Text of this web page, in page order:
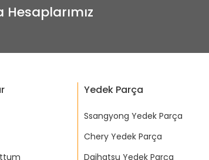
Yedek Parça
Ssangyong Yedek Parça
Chery Yedek Parça
Daihatsu Yedek Parça